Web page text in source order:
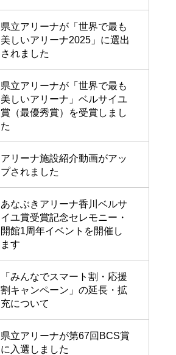
県立アリーナが「世界で最も
美しいアリーナ2025」に選出
されました
県立アリーナが「世界で最も
美しいアリーナ」ベルサイユ
賞（最優秀賞）を受賞しまし
た
アリーナ施設紹介動画がアッ
プされました
あなぶきアリーナ香川ベルサ
イユ賞受賞記念セレモニー・
開館1周年イベントを開催し
ます
「みんなでスマート割・応援
割キャンペーン」の延長・拡
充について
県立アリーナが第67回BCS賞
に入選しました